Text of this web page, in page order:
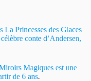
La Princesses des Glaces
conte d’Andersen,
Magiques est une
de 6 ans.